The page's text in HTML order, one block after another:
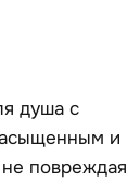
душа с
и
повреждая